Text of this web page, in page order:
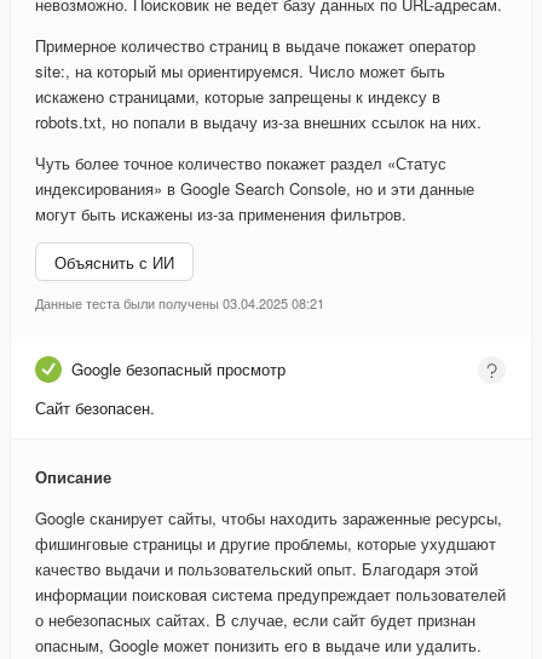
невозможно. Поисковик не ведет базу данных по URL-адресам.
Примерное количество страниц в выдаче покажет оператор
site:, на который мы ориентируемся. Число может быть
искажено страницами, которые запрещены к индексу в
robots.txt, но попали в выдачу из-за внешних ссылок на них.
Чуть более точное количество покажет раздел «Статус
индексирования» в Google Search Console, но и эти данные
могут быть искажены из-за применения фильтров.
Объяснить с ИИ
Данные теста были получены 03.04.2025 08:21
Google безопасный просмотр
Сайт безопасен.
Описание
Google сканирует сайты, чтобы находить зараженные ресурсы,
фишинговые страницы и другие проблемы, которые ухудшают
качество выдачи и пользовательский опыт. Благодаря этой
информации поисковая система предупреждает пользователей
о небезопасных сайтах. В случае, если сайт будет признан
опасным, Google может понизить его в выдаче или удалить.